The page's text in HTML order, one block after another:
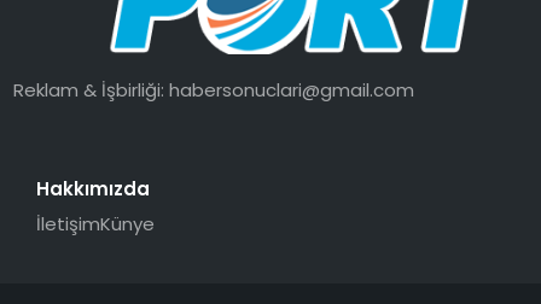
Reklam & İşbirliği:habersonuclari@gmail.com
Hakkımızda
İletişimKünye